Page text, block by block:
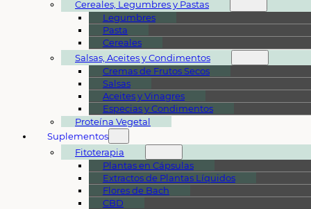
Cereales, Legumbres y Pastas
Legumbres
Pasta
Cereales
Salsas, Aceites y Condimentos
Cremas de Frutos Secos
Salsas
Aceites y Vinagres
Especias y Condimentos
Proteína Vegetal
Suplementos
Fitoterapia
Plantas en Cápsulas
Extractos de Plantas Líquidos
Flores de Bach
CBD